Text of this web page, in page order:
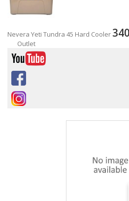
Nevera Yeti Tundra 45 Hard Cooler
Outlet